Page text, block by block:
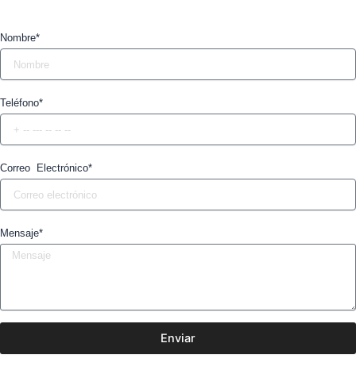
Nombre*
Teléfono*
Correo Electrónico*
Mensaje*
Enviar